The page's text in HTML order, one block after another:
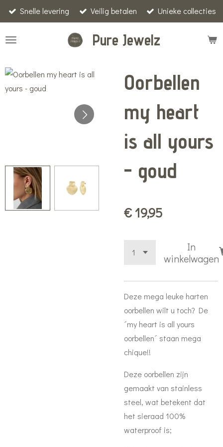
Ga
direct
naar
hoofdinhoud
Pure Jewelz
Snelle levering Veilig betalen Unieke collecties
Oorbellen
my heart
is all yours
- goud
€ 19,95
In
winkelwagen
Deze mega leuke harten
oorbellen wilt u toch? De
´my heart is all yours
oorbellen´ staan mega
chique!!
Deze oorbellen zijn
gemaakt van stainless
steel, wat betekent dat
het sieraad 100%
waterproof is;